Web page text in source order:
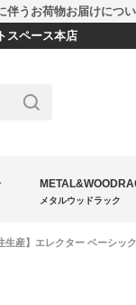
伴うお荷物お届けについ
スペース本店
メタルウッドラック
生産】エレクター ベーシッ